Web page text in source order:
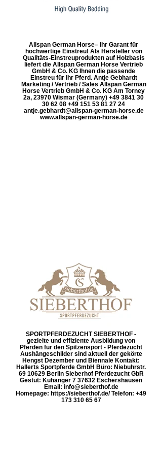
Allspan German Horse– Ihr Garant für
hochwertige Einstreu! Als Hersteller von
Qualitäts-Einstreuprodukten auf Holzbasis
liefert die Allspan German Horse Vertrieb
GmbH & Co. KG Ihnen die passende
Einstreu für Ihr Pferd. Antje Gebhardt
Marketing / Vertrieb / Sales Allspan German
Horse Vertrieb GmbH & Co. KG Am Torney
2a, 23970 Wismar (Germany) +49 3841 30
30 62 08 +49 151 53 81 27 24
antje.gebhardt@allspan-german-horse.de
www.allspan-german-horse.de
SPORTPFERDEZUCHT SIEBERTHOF -
gezielte und effiziente Ausbildung von
Pferden für den Spitzensport - Pferdezucht
Aushängeschilder sind aktuell der gekörte
Hengst Dezember und Biennale Kontakt:
Hallerts Sportpferde GmbH Büro: Niebuhrstr.
69 10629 Berlin Sieberhof Pferdezucht GbR
Gestüt: Kuhanger 7 37632 Eschershausen
Email: info@sieberthof.de
Homepage: https://sieberthof.de/ Telefon: +49
173 310 65 67